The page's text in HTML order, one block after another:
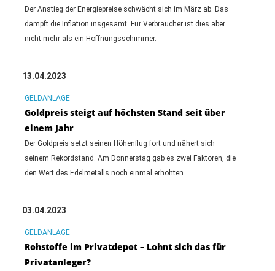
Der Anstieg der Energiepreise schwächt sich im März ab. Das
dämpft die Inflation insgesamt. Für Verbraucher ist dies aber
nicht mehr als ein Hoffnungsschimmer.
13.04.2023
GELDANLAGE
Goldpreis steigt auf höchsten Stand seit über
einem Jahr
Der Goldpreis setzt seinen Höhenflug fort und nähert sich
seinem Rekordstand. Am Donnerstag gab es zwei Faktoren, die
den Wert des Edelmetalls noch einmal erhöhten.
03.04.2023
GELDANLAGE
Rohstoffe im Privatdepot – Lohnt sich das für
Privatanleger?